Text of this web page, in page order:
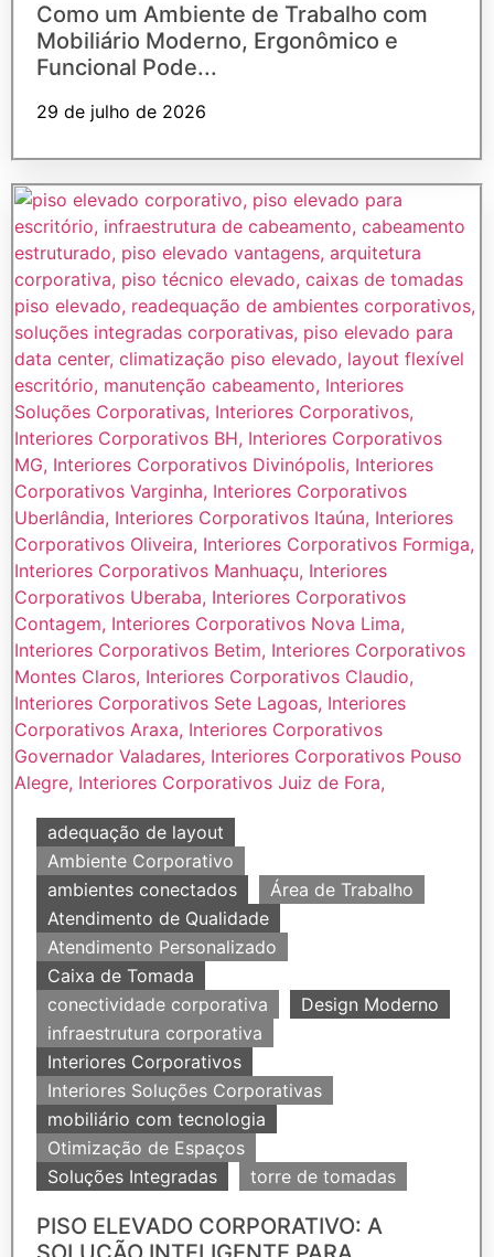
Como um Ambiente de Trabalho com
Mobiliário Moderno, Ergonômico e
Funcional Pode...
29 de julho de 2026
adequação de layout
Ambiente Corporativo
ambientes conectados
Área de Trabalho
Atendimento de Qualidade
Atendimento Personalizado
Caixa de Tomada
conectividade corporativa
Design Moderno
infraestrutura corporativa
Interiores Corporativos
Interiores Soluções Corporativas
mobiliário com tecnologia
Otimização de Espaços
Soluções Integradas
torre de tomadas
PISO ELEVADO CORPORATIVO: A